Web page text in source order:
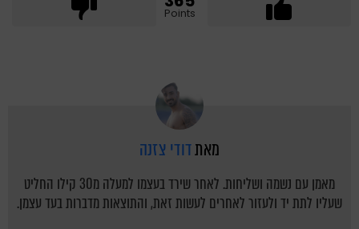
Points
מאתדודי צזנה
מאמן עם נשמה ושליחות. לאחר שירד בעצמו למעלה מ30 קילו החליט
שעליו לתת יד ולעזור לאחרים לעשות זאת, והתוצאות מדברות בעד עצמן.